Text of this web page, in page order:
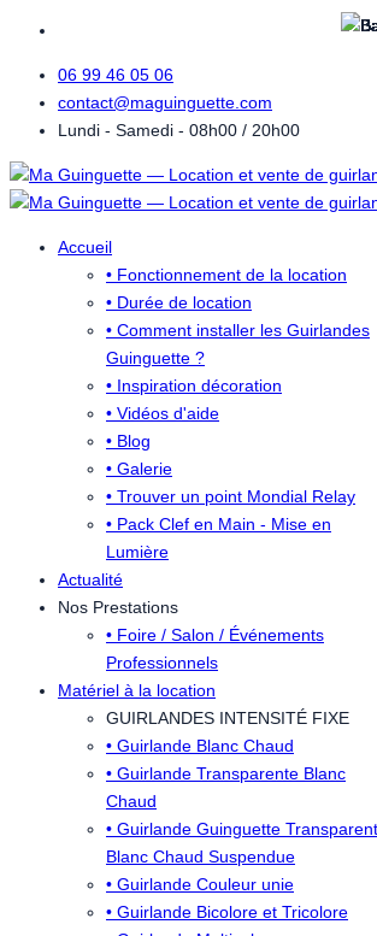
06 99 46 05 06
contact@maguinguette.com
Lundi - Samedi - 08h00 / 20h00
Accueil
• Fonctionnement de la location
• Durée de location
• Comment installer les Guirlandes
Guinguette ?
• Inspiration décoration
• Vidéos d'aide
• Blog
• Galerie
• Trouver un point Mondial Relay
• Pack Clef en Main - Mise en
Lumière
Actualité
Nos Prestations
• Foire / Salon / Événements
Professionnels
Matériel à la location
GUIRLANDES INTENSITÉ FIXE
• Guirlande Blanc Chaud
• Guirlande Transparente Blanc
Chaud
• Guirlande Guinguette
Blanc Chaud Suspendue
• Guirlande Couleur unie
• Guirlande Bicolore et Tricolore